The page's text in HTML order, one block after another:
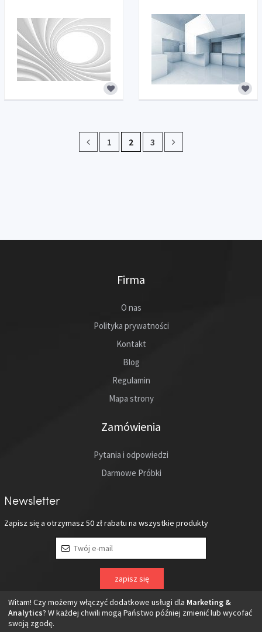
1 2 3
Firma
O nas
Polityka prywatności
Kontakt
Blog
Regulamin
Mapa strony
Zamówienia
Pytania i odpowiedzi
Darmowe Próbki
Newsletter
Zapisz się a otrzymasz50 złrabatu na wszystkie produkty
Witam! Czy możemy włączyć dodatkowe usługi dla Marketing &
Analytics? W każdej chwili mogą Państwo później zmienić lub wycofać
swoją zgodę.